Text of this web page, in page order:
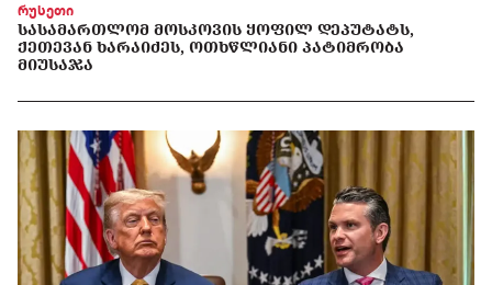
რუსეთი
ᲡᲐᲡᲐᲛᲐᲠᲗᲚᲝᲛ ᲛᲝᲡᲙᲝᲕᲘᲡ ᲧᲝᲤᲘᲚ ᲓᲔᲞᲣᲢᲐᲢᲡ,
ᲥᲔᲗᲔᲕᲐᲜ ᲮᲐᲠᲐᲘᲫᲔᲡ, ᲝᲗᲮᲬᲚᲘᲐᲜᲘ ᲞᲐᲢᲘᲛᲠᲝᲑᲐ
ᲛᲘᲣᲡᲐᲯᲐ